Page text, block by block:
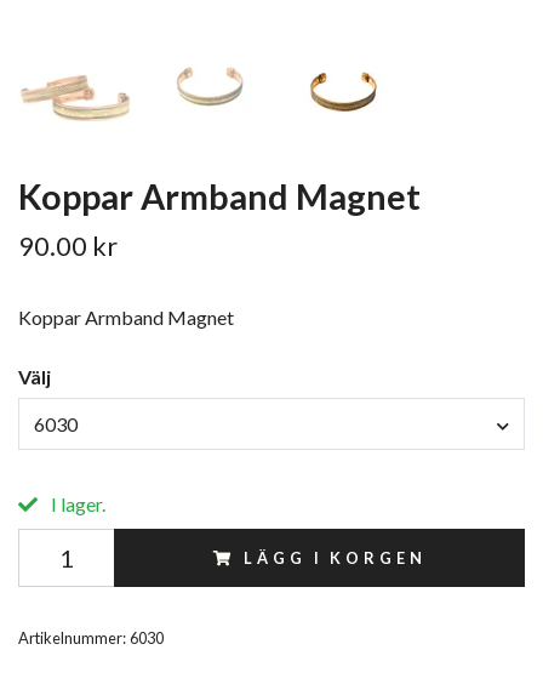
Koppar Armband Magnet
90.00 kr
Koppar Armband Magnet
Välj
6030
I lager.
LÄGG I KORGEN
Artikelnummer:6030